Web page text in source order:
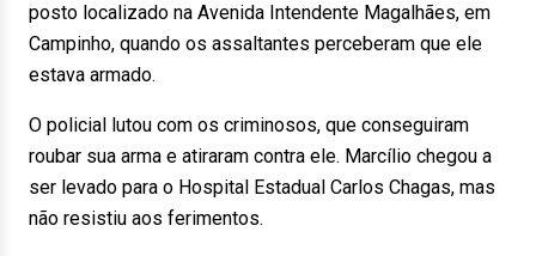
posto localizado na Avenida Intendente Magalhães, em
Campinho, quando os assaltantes perceberam que ele
estava armado.
O policial lutou com os criminosos, que conseguiram
roubar sua arma e atiraram contra ele. Marcílio chegou a
ser levado para o Hospital Estadual Carlos Chagas, mas
não resistiu aos ferimentos.